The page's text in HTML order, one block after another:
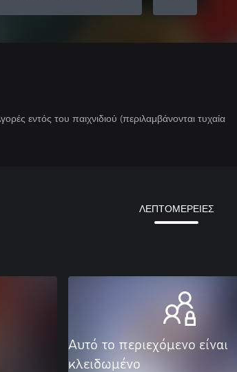
εντός του παιχνιδιού (περιλαμβάνονται τυχαία
ΛΕΠΤΟΜΕΡΕΙΕΣ
Αυτό το περιεχόμενο είναι
κλειδωμένο